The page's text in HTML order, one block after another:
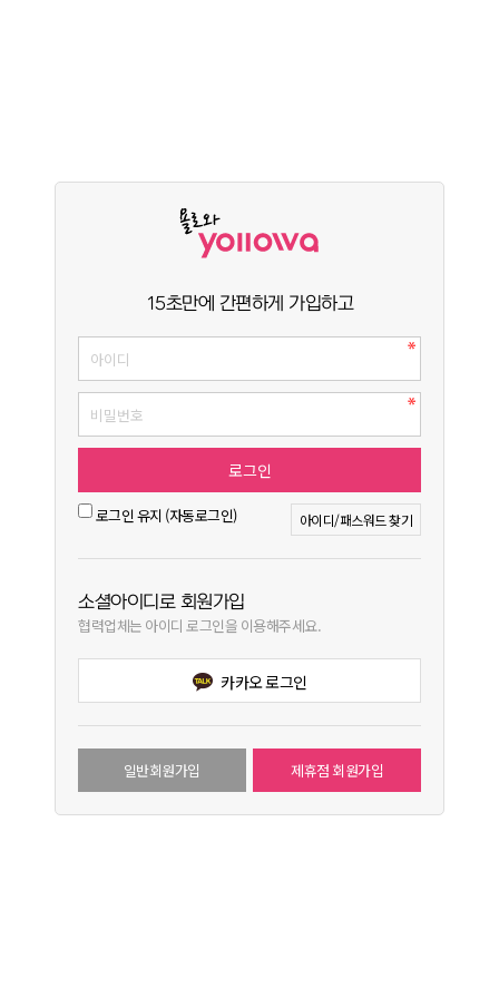
15초만에 간편하게 가입하고
로그인 유지 (자동로그인) 아이디/패스워드 찾기
소셜아이디로 회원가입
협력업체는 아이디 로그인을 이용해주세요.
카카오 로그인
일반회원가입 제휴점 회원가입